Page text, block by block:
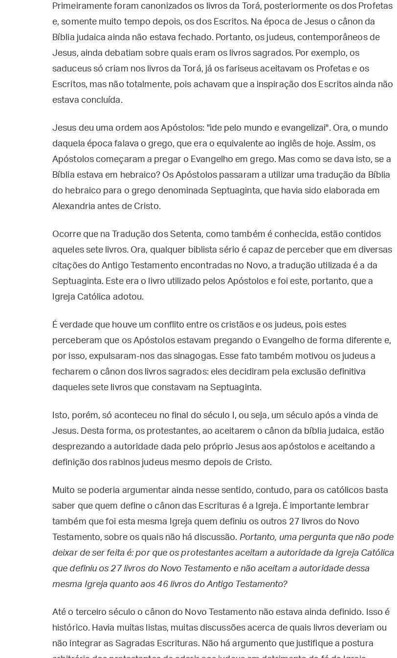
Primeiramente foram canonizados os livros da Torá, posteriormente os dos Profetas
e, somente muito tempo depois, os dos Escritos. Na época de Jesus o cânon da
Bíblia judaica ainda não estava fechado. Portanto, os judeus, contemporâneos de
Jesus, ainda debatiam sobre quais eram os livros sagrados. Por exemplo, os
saduceus só criam nos livros da Torá, já os fariseus aceitavam os Profetas e os
Escritos, mas não totalmente, pois achavam que a inspiração dos Escritos ainda não
estava concluída.
Jesus deu uma ordem aos Apóstolos: "ide pelo mundo e evangelizai". Ora, o mundo
daquela época falava o grego, que era o equivalente ao inglês de hoje. Assim, os
Apóstolos começaram a pregar o Evangelho em grego. Mas como se dava isto, se a
Bíblia estava em hebraico? Os Apóstolos passaram a utilizar uma tradução da Bíblia
do hebraico para o grego denominada Septuaginta, que havia sido elaborada em
Alexandria antes de Cristo.
Ocorre que na Tradução dos Setenta, como também é conhecida, estão contidos
aqueles sete livros. Ora, qualquer biblista sério é capaz de perceber que em diversas
citações do Antigo Testamento encontradas no Novo, a tradução utilizada é a da
Septuaginta. Este era o livro utilizado pelos Apóstolos e foi este, portanto, que a
Igreja Católica adotou.
É verdade que houve um conflito entre os cristãos e os judeus, pois estes
perceberam que os Apóstolos estavam pregando o Evangelho de forma diferente e,
por isso, expulsaram-nos das sinagogas. Esse fato também motivou os judeus a
fecharem o cânon dos livros sagrados: eles decidiram pela exclusão definitiva
daqueles sete livros que constavam na Septuaginta.
Isto, porém, só aconteceu no final do século I, ou seja, um século após a vinda de
Jesus. Desta forma, os protestantes, ao aceitarem o cânon da bíblia judaica, estão
desprezando a autoridade dada pelo próprio Jesus aos apóstolos e aceitando a
definição dos rabinos judeus mesmo depois de Cristo.
Muito se poderia argumentar ainda nesse sentido, contudo, para os católicos basta
saber que quem define o cânon das Escrituras é a Igreja. É importante lembrar
também que foi esta mesma Igreja quem definiu os outros 27 livros do Novo
Testamento, sobre os quais não há discussão. Portanto, uma pergunta que não pode
deixar de ser feita é: por que os protestantes aceitam a autoridade da Igreja Católica
que definiu os 27 livros do Novo Testamento e não aceitam a autoridade dessa
mesma Igreja quanto aos 46 livros do Antigo Testamento?
Até o terceiro século o cânon do Novo Testamento não estava ainda definido. Isso é
histórico. Havia muitas listas, muitas discussões acerca de quais livros deveriam ou
não integrar as Sagradas Escrituras. Não há argumento que justifique a postura